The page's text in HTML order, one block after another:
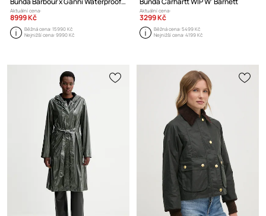
Aktuální cena:
8999 Kč
Běžná cena:15990 Kč
Nejnižší cena:9990 Kč
Aktuální cena:
3299 Kč
Běžná cena:5499 Kč
Nejnižší cena:4199 Kč